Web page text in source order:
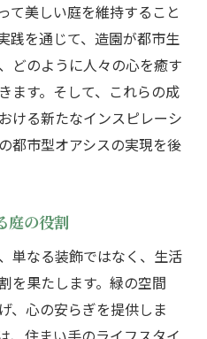
で捉える都市の新しい
造園の事例
都での自然の歓び
々の自然
癒し
る影響
考える自然との触れ合
で楽しむ方法
て美しい庭を維持すること
践を通じて、造園が都市生
どのように人々の心を癒す
ます。そして、これらの成
ける新たなインスピレーシ
都市型オアシスの実現を後
庭の役割
単なる装飾ではなく、生活
を果たします。緑の空間
、心の安らぎを提供しま